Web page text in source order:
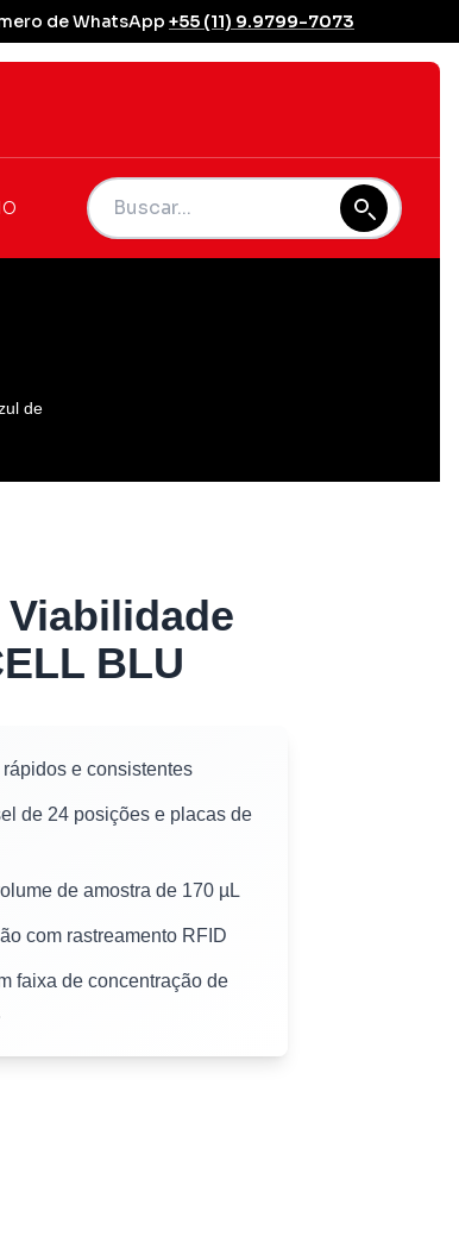
de WhatsApp +55 (11) 9.9799-7073
de
BLU
e consistentes
de 24 posições e placas de
de amostra de 170 µL
com rastreamento RFID
faixa de concentração de